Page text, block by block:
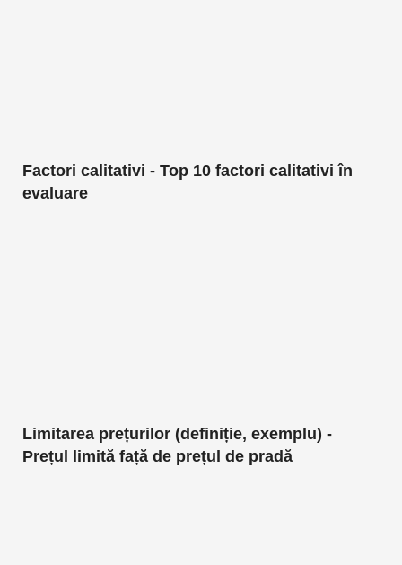
Factori calitativi - Top 10 factori calitativi în
evaluare
Limitarea prețurilor (definiție, exemplu) -
Prețul limită față de prețul de pradă